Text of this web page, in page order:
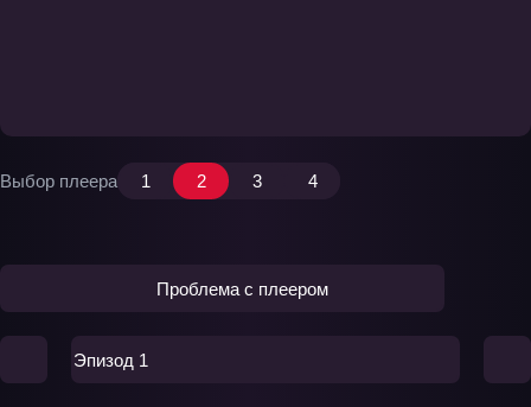
Выбор плеера 1 2 3 4
Проблема с плеером
Эпизод 1